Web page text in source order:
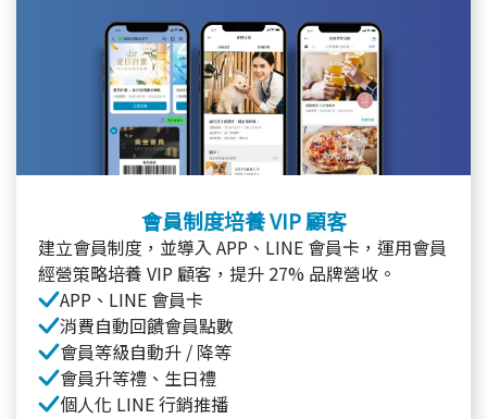
會員制度培養 VIP 顧客
建立會員制度，並導入 APP、LINE 會員卡，運用會員
經營策略培養 VIP 顧客，提升 27% 品牌營收。
APP、LINE 會員卡
消費自動回饋會員點數
會員等級自動升 / 降等
會員升等禮、生日禮
個人化 LINE 行銷推播